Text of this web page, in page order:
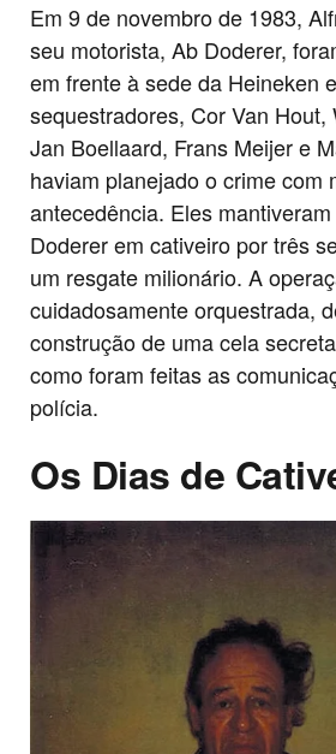
Em 9 de novembro de 1983,
seu motorista, Ab Doderer,
em frente à sede da Heineken
sequestradores, Cor Van Hout,
Jan Boellaard, Frans Meijer e
haviam planejado o crime com
antecedência. Eles
Doderer em cativeiro por três
um resgate milionário. A
cuidadosamente orquestrada,
construção de uma cela
como foram feitas as
polícia.
Os Dias de